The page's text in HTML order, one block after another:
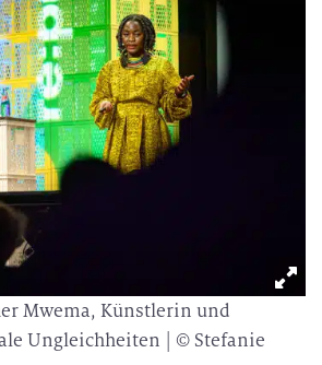
Mwema, Künstlerin und
Ungleichheiten | © Stefanie